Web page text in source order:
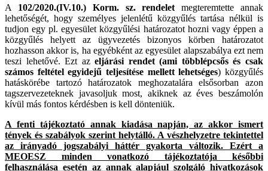
A 102/2020.(IV.10.) Korm. sz. rendelet megteremtette annak
lehetőségét, hogy személyes jelenlétű közgyűlés tartása nélkül is
tudjon egy pl. egyesület közgyűlési határozatot hozni vagy éppen a
közgyűlés helyett az ügyvezetés bizonyos körben határozatot
hozhasson akkor is, ha egyébként az egyesület alapszabálya ezt nem
teszi lehetővé. Ezt azeljárási rendet (ami többlépcsős és csak
számos feltétel egyidejű teljesítése mellett lehetséges) közgyűlés
hatáskörébe tartozó határozatok meghozatalára elsősorban azon
tagszervezeteknek javasoljuk most, akiknek az éves beszámolón
kívül más fontos kérdésben is kell dönteniük.
A fenti tájékoztató annak kiadása napján, az akkor ismert
tények és szabályok szerint helytálló. A vészhelyzetre tekintettel
az irányadó jogszabályi háttér gyakorta változik. Ezért a
MEOESZ minden vonatkozó tájékoztatója későbbi
felhasználása esetén az annak alapjául szolgáló hivatkozások